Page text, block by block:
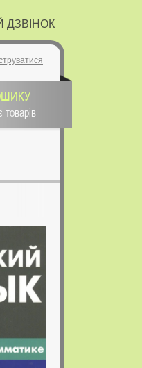
ДЗВІНОК
товарів